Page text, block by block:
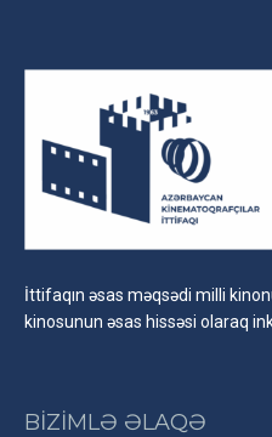
İttifaqın əsas məqsədi milli
kinosunun əsas hissəsi olaraq
BİZİMLƏ ƏLAQƏ